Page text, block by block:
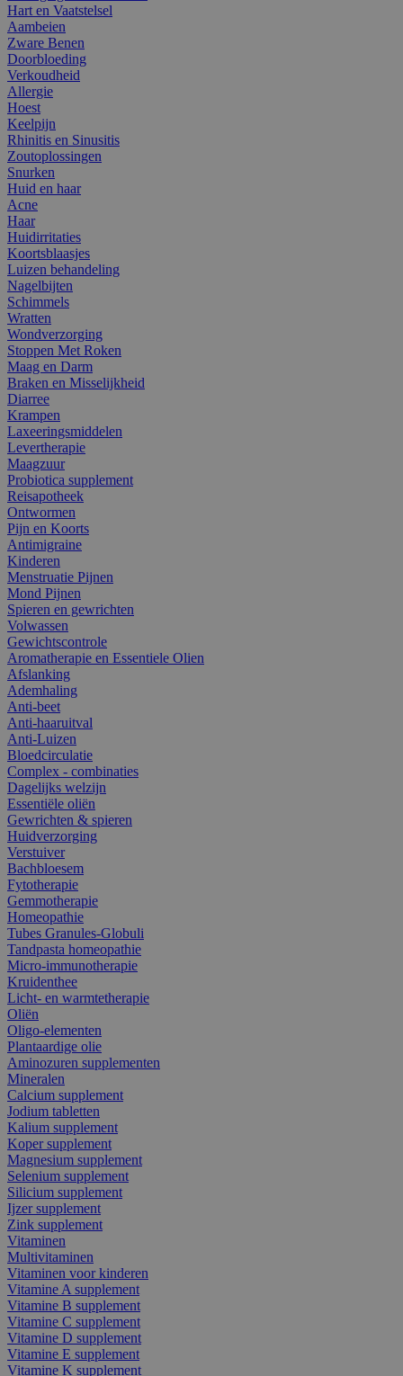
Hart en Vaatstelsel
Aambeien
Zware Benen
Doorbloeding
Verkoudheid
Allergie
Hoest
Keelpijn
Rhinitis en Sinusitis
Zoutoplossingen
Snurken
Huid en haar
Acne
Haar
Huidirritaties
Koortsblaasjes
Luizen behandeling
Nagelbijten
Schimmels
Wratten
Wondverzorging
Stoppen Met Roken
Maag en Darm
Braken en Misselijkheid
Diarree
Krampen
Laxeeringsmiddelen
Levertherapie
Maagzuur
Probiotica supplement
Reisapotheek
Ontwormen
Pijn en Koorts
Antimigraine
Kinderen
Menstruatie Pijnen
Mond Pijnen
Spieren en gewrichten
Volwassen
Gewichtscontrole
Aromatherapie en Essentiele Olien
Afslanking
Ademhaling
Anti-beet
Anti-haaruitval
Anti-Luizen
Bloedcirculatie
Complex - combinaties
Dagelijks welzijn
Essentiële oliën
Gewrichten & spieren
Huidverzorging
Verstuiver
Bachbloesem
Fytotherapie
Gemmotherapie
Homeopathie
Tubes Granules-Globuli
Tandpasta homeopathie
Micro-immunotherapie
Kruidenthee
Licht- en warmtetherapie
Oliën
Oligo-elementen
Plantaardige olie
Aminozuren supplementen
Mineralen
Calcium supplement
Jodium tabletten
Kalium supplement
Koper supplement
Magnesium supplement
Selenium supplement
Silicium supplement
Ijzer supplement
Zink supplement
Vitaminen
Multivitaminen
Vitaminen voor kinderen
Vitamine A supplement
Vitamine B supplement
Vitamine C supplement
Vitamine D supplement
Vitamine E supplement
Vitamine K supplement